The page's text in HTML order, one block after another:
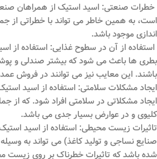
خطرات صنعتی: اسید استیک از همراهان
است، به همین خاطر می تواند با خطراتی از
اندازی موجود باشد.
استفاده از آن در سطوح غذایی: استفاده از
بطری ها باعث می شود که بیشتر صندلی و
باشند. این معایب نیز می توانند در فروش
ایجاد مشکلات سلامتی: استفاده از اسید
ایجاد مشکلاتی در سلامتی افراد شود. که
کلیوی و در عوارض بسیار جدی می باشد.
تاثیرات زیست محیطی: استفاده از اسید
صنایع نساجی و تولید کاغذ) می تواند به
شده باشد که تاثیرات خطرناک بر روی زیست